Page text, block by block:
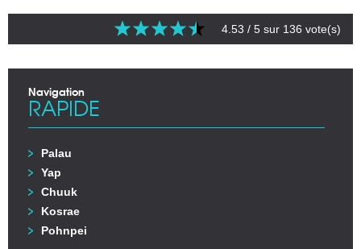
4.53 / 5 sur 136 vote(s)
Navigation
RAPIDE
Palau
Yap
Chuuk
Kosrae
Pohnpei